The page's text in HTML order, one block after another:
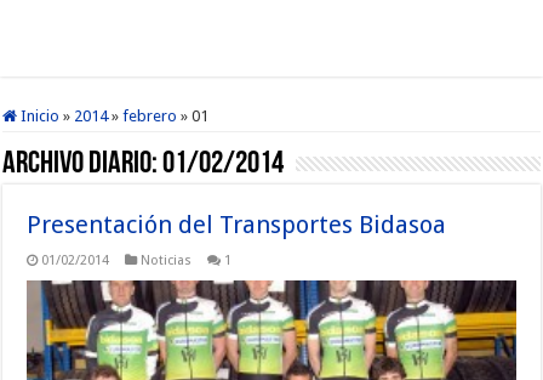
Inicio » 2014 » febrero » 01
Archivo diario:01/02/2014
Presentación del Transportes Bidasoa
01/02/2014 Noticias 1